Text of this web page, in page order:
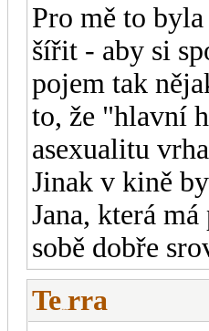
Pro mě to
šířit - aby si
pojem tak
to, že "hlavní
asexualitu
Jinak v kině
Jana, která
sobě dobře
Te -diskusni-forum-rra